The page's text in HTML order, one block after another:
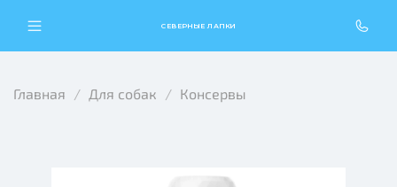
СЕВЕРНЫЕ ЛАПКИ
Главная Для собак Консервы